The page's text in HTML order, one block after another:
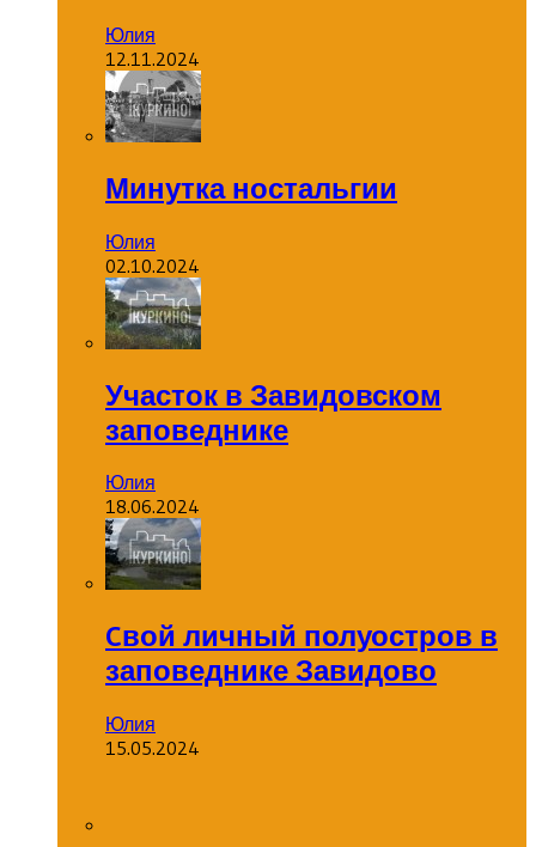
Юлия
12.11.2024
Минутка ностальгии
Юлия
02.10.2024
Участок в Завидовском
заповеднике
Юлия
18.06.2024
Cвой личный полуостров в
заповеднике Завидово
Юлия
15.05.2024